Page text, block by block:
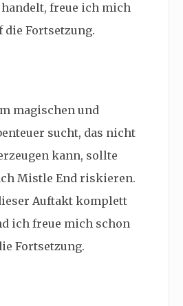
freue ich mich
die Fortsetzung.
magischen und
sucht, das nicht
kann, sollte
Mistle End riskieren.
Auftakt komplett
ich freue mich schon
Fortsetzung.